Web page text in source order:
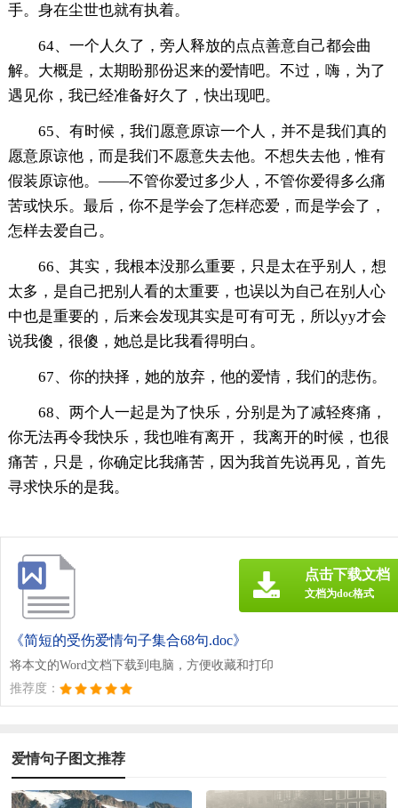
手。身在尘世也就有执着。
64、一个人久了，旁人释放的点点善意自己都会曲
解。大概是，太期盼那份迟来的爱情吧。不过，嗨，为了
遇见你，我已经准备好久了，快出现吧。
65、有时候，我们愿意原谅一个人，并不是我们真的
愿意原谅他，而是我们不愿意失去他。不想失去他，惟有
假装原谅他。——不管你爱过多少人，不管你爱得多么痛
苦或快乐。最后，你不是学会了怎样恋爱，而是学会了，
怎样去爱自己。
66、其实，我根本没那么重要，只是太在乎别人，想
太多，是自己把别人看的太重要，也误以为自己在别人心
中也是重要的，后来会发现其实是可有可无，所以yy才会
说我傻，很傻，她总是比我看得明白。
67、你的抉择，她的放弃，他的爱情，我们的悲伤。
68、两个人一起是为了快乐，分别是为了减轻疼痛，
你无法再令我快乐，我也唯有离开， 我离开的时候，也很
痛苦，只是，你确定比我痛苦，因为我首先说再见，首先
寻求快乐的是我。
《简短的受伤爱情句子集合68句.doc》
将本文的Word文档下载到电脑，方便收藏和打印
推荐度：
点击下载文档
文档为doc格式
爱情句子图文推荐